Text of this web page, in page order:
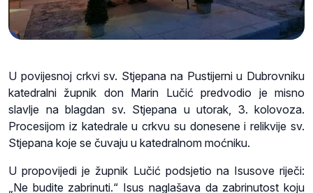
U povijesnoj crkvi sv. Stjepana na Pustijerni u Dubrovniku
katedralni župnik don Marin Lučić predvodio je misno
slavlje na blagdan sv. Stjepana u utorak, 3. kolovoza.
Procesijom iz katedrale u crkvu su donesene i relikvije sv.
Stjepana koje se čuvaju u katedralnom moćniku.
U propovijedi je župnik Lučić podsjetio na Isusove riječi:
„Ne budite zabrinuti.“ Isus naglašava da zabrinutost koju